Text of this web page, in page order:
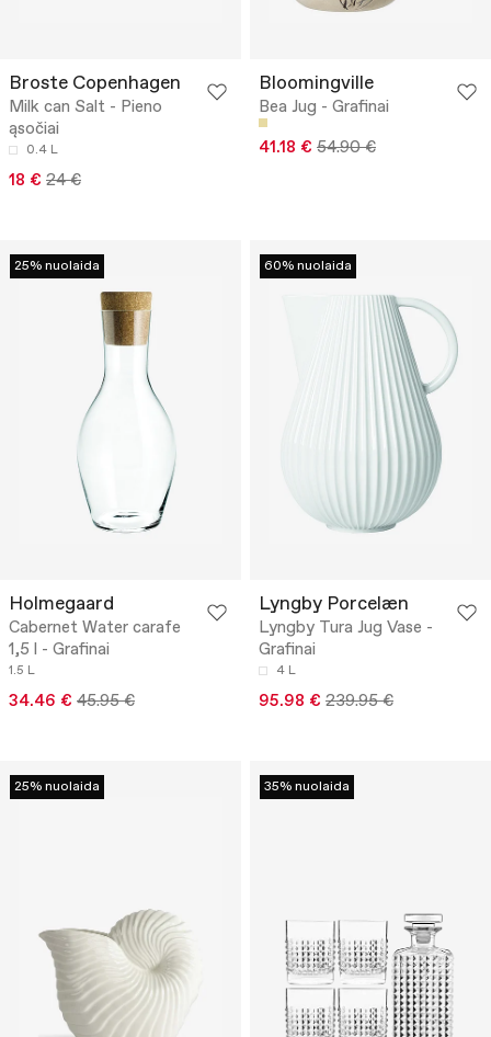
Broste Copenhagen
Milk can Salt - Pieno
ąsočiai
0.4 L
18 € 24 €
Bloomingville
Bea Jug - Grafinai
41.18 € 54.90 €
25% nuolaida
Holmegaard
Cabernet Water carafe
1,5 l - Grafinai
1.5 L
34.46 € 45.95 €
60% nuolaida
Lyngby Porcelæn
Lyngby Tura Jug Vase -
Grafinai
4 L
95.98 € 239.95 €
25% nuolaida 35% nuolaida